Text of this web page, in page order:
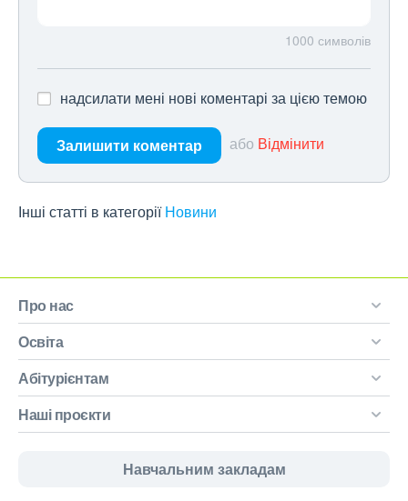
1000 символів
надсилати мені нові коментарі за цією темою
Залишити коментар або Відмінити
Інші статті в категорії Новини
Про нас
Освіта
Абітурієнтам
Наші проєкти
Навчальним закладам